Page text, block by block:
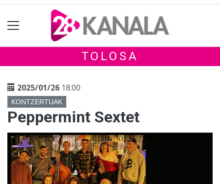
TOLOSA
2025/01/26 18:00
KONTZERTUAK
Peppermint Sextet